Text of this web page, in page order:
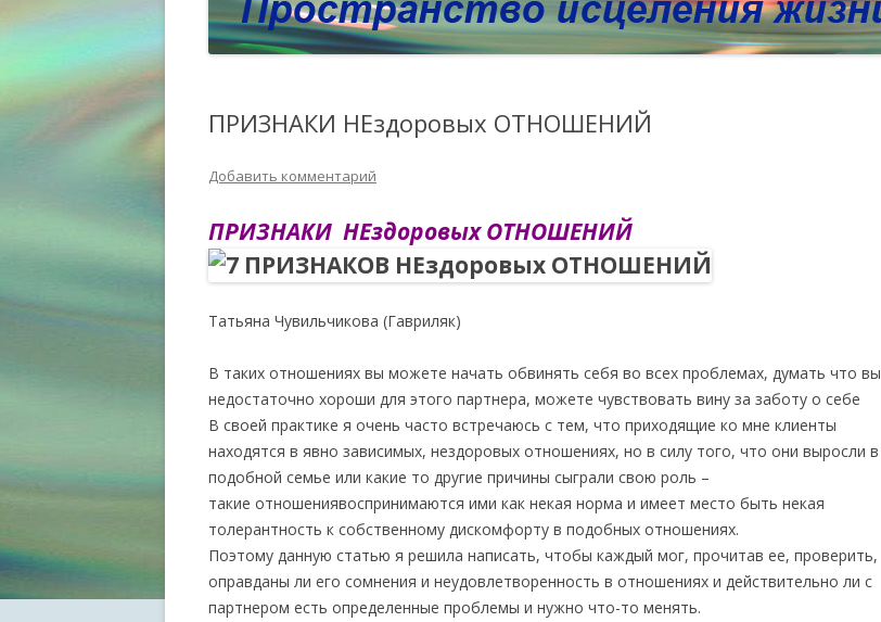
ПРИЗНАКИ НЕздоровых ОТНОШЕНИЙ
Добавить комментарий
ПРИЗНАКИ НЕздоровых ОТНОШЕНИЙ
Татьяна Чувильчикова (Гавриляк)
В таких отношениях вы можете начать обвинять себя во всех проблемах, думать что вы
недостаточно хороши для этого партнера, можете чувствовать вину за заботу о себе
В своей практике я очень часто встречаюсь с тем, что приходящие ко мне клиенты
находятся в явно зависимых, нездоровых отношениях, но в силу того, что они выросли в
подобной семье или какие то другие причины сыграли свою роль –
такие отношениявоспринимаются ими как некая норма и имеет место быть некая
толерантность к собственному дискомфорту в подобных отношениях.
Поэтому данную статью я решила написать, чтобы каждый мог, прочитав ее, проверить,
оправданы ли его сомнения и неудовлетворенность в отношениях и действительно ли с
партнером есть определенные проблемы и нужно что-то менять.